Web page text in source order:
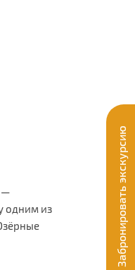
—
одним из
Забронировать экскурсию